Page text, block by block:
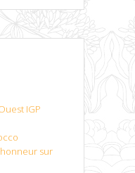
IGP
sur